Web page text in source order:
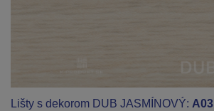
Lišty s dekorom DUB JASMÍNOVÝ: A03